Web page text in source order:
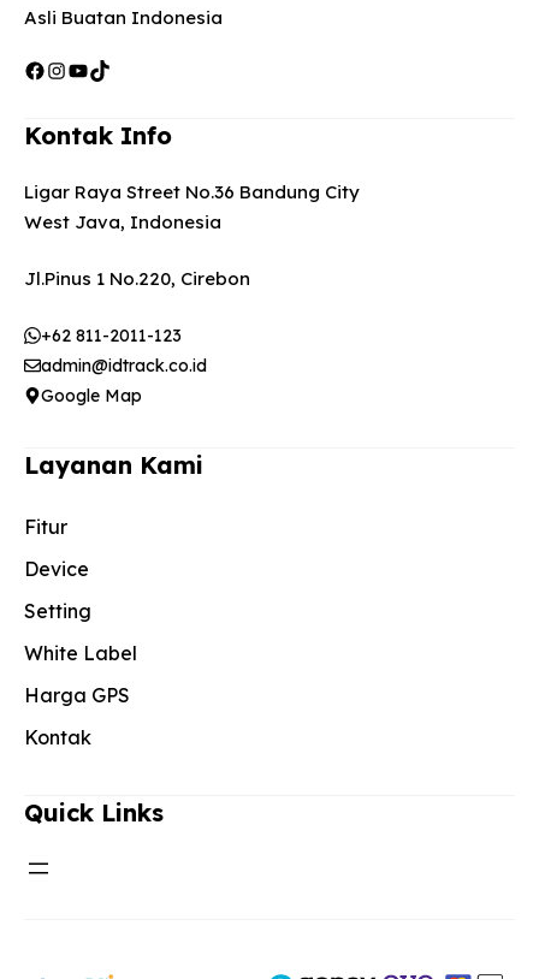
Asli Buatan Indonesia
Facebook
Instagram
YouTube
TikTok
Kontak Info
Ligar Raya Street No.36 Bandung City
West Java, Indonesia
Jl.Pinus 1 No.220, Cirebon
+62 811-2011-123
admin@idtrack.co.id
Google Map
Layanan Kami
Fitur
Device
Setting
White Label
Harga GPS
Kontak
Quick Links